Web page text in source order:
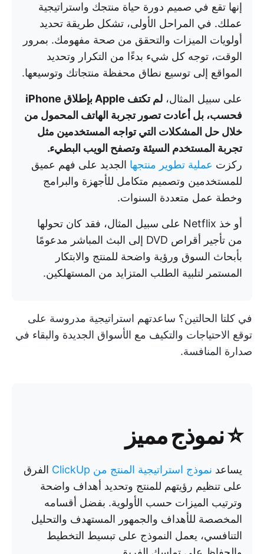
إنها تقع في صميم دورة حياة منتجك واستراتيجية
عملك. في المراحل الأولى، تشكل طريقة تحديد
أولويات الميزات والتحقق من صحة مفهومك. بمرور
الوقت، توجه كل شيء بدءًا من التكرار وتحديد
المواقع إلى توسيع نطاق محفظة منتجاتك وتوسيعها.
على سبيل المثال،
لم تكتف Apple بإطلاق iPhone
فحسب، بل أعادت تصور تجربة الهاتف المحمول من
خلال حل المشكلات التي تواجه المستخدمين مثل
تجربة المستخدم السيئة وتصفح الويب البطيء.
ركزت عملية تطوير منتجها الجديد على فهم عميق
للمستخدمين وتصميم متكامل للأجهزة والبرامج
وخطة عمل متعددة السنوات.
أو خذ Netflix على سبيل المثال، فقد كان تحولها
من تأجير أقراص DVD إلى البث المباشر مدعومًا
بأبحاث السوق ورؤية واضحة للمنتج والابتكار
المستمر لتلبية الطلب المتزايد من المستهلكين.
في كلتا الحالتين؟ ساعدتهم استراتيجية مدروسة على
توقع الاحتياجات والتكيف مع الأسواق الجديدة والبقاء في
صدارة المنافسة.
⭐ نموذج مميز
يساعد نموذج استراتيجية المنتج من ClickUp
الفرق
على تنظيم رؤيتهم للمنتج وتحديد أهداف واضحة
وترتيب الميزات حسب الأولوية. بفضل أقسامه
المخصصة للأهداف والجمهور المستهدف والتحليل
التنافسي، يعمل النموذج على تبسيط التخطيط